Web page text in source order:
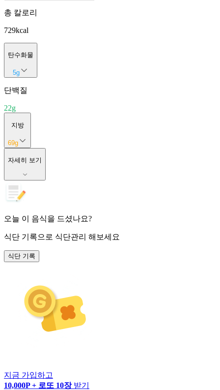
총 칼로리
729kcal
탄수화물
5g
단백질
22g
지방
69g
자세히 보기
오늘 이 음식을 드셨나요?
식단 기록으로 식단관리 해보세요
식단 기록
지금 가입하고
10,000P + 로또 10장 받기